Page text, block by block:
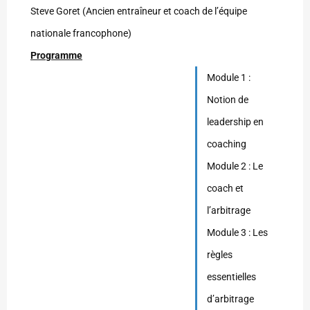
Steve Goret (Ancien entraîneur et coach de l’équipe
nationale francophone)
Programme
Module 1 :
Notion de
leadership en
coaching
Module 2 : Le
coach et
l’arbitrage
Module 3 : Les
règles
essentielles
d’arbitrage